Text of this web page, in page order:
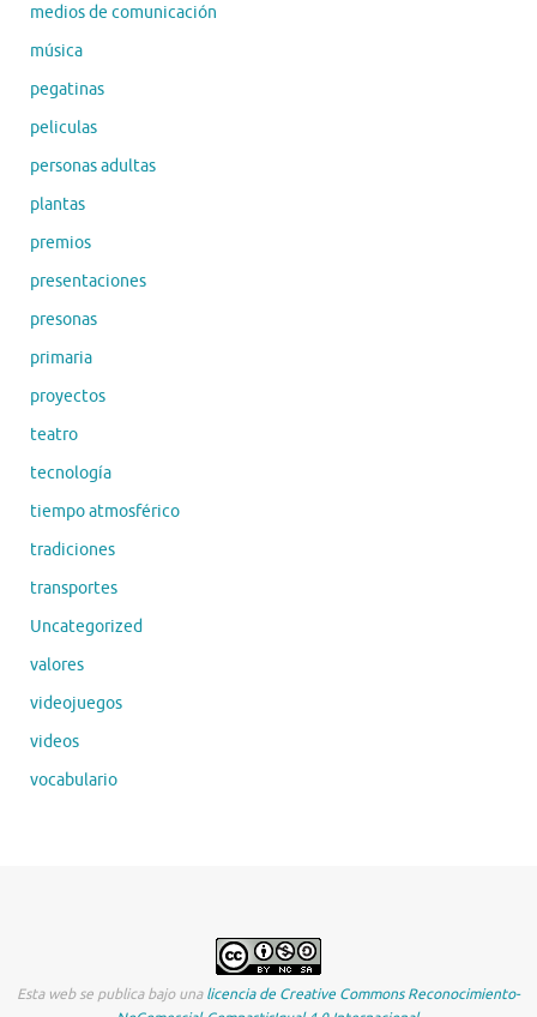
medios de comunicación
música
pegatinas
peliculas
personas adultas
plantas
premios
presentaciones
presonas
primaria
proyectos
teatro
tecnología
tiempo atmosférico
tradiciones
transportes
Uncategorized
valores
videojuegos
videos
vocabulario
Esta web se publica bajo unalicencia de Creative Commons Reconocimiento-